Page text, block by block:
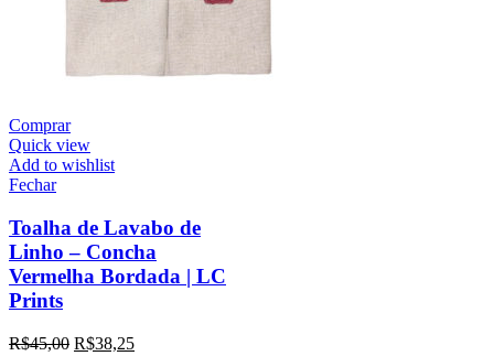
Comprar
Quick view
Add to wishlist
Fechar
Toalha de Lavabo de
Linho – Concha
Vermelha Bordada | LC
Prints
R$45,00 R$38,25